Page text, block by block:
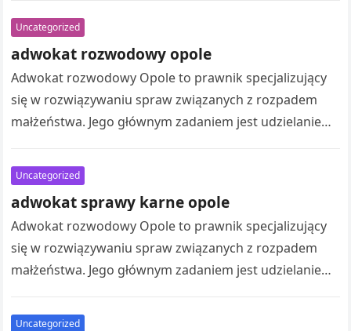
trudnym…
Uncategorized
adwokat rozwodowy opole
Adwokat rozwodowy Opole to prawnik specjalizujący
się w rozwiązywaniu spraw związanych z rozpadem
małżeństwa. Jego głównym zadaniem jest udzielanie
trudnym…
Uncategorized
adwokat sprawy karne opole
Adwokat rozwodowy Opole to prawnik specjalizujący
się w rozwiązywaniu spraw związanych z rozpadem
małżeństwa. Jego głównym zadaniem jest udzielanie
trudnym…
Uncategorized